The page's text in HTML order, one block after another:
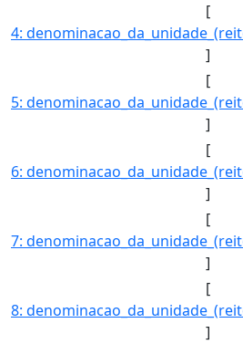
[
]
[
]
[
]
[
]
[
]